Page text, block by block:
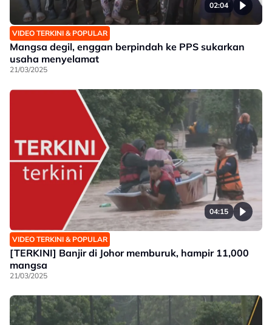
02:04
VIDEO TERKINI & POPULAR
Mangsa degil, enggan berpindah ke PPS sukarkan
usaha menyelamat
21/03/2025
04:15
VIDEO TERKINI & POPULAR
[TERKINI] Banjir di Johor memburuk, hampir 11,000
mangsa
21/03/2025